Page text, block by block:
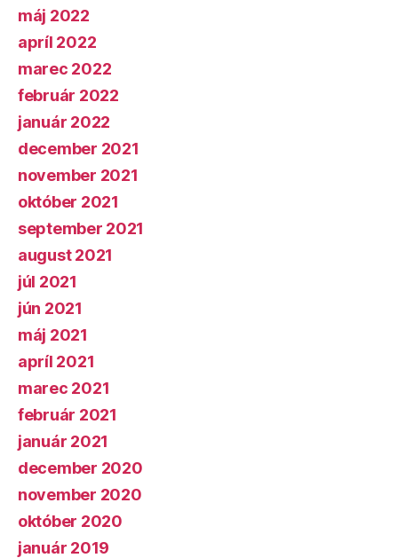
máj 2022
apríl 2022
marec 2022
február 2022
január 2022
december 2021
november 2021
október 2021
september 2021
august 2021
júl 2021
jún 2021
máj 2021
apríl 2021
marec 2021
február 2021
január 2021
december 2020
november 2020
október 2020
január 2019